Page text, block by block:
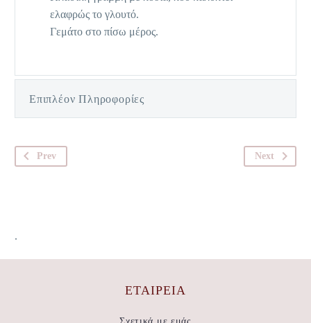
ελαφρώς το γλουτό.
Γεμάτο στο πίσω μέρος.
Επιπλέον Πληροφορίες
Prev Next
.
ΕΤΑΙΡΕΊΑ